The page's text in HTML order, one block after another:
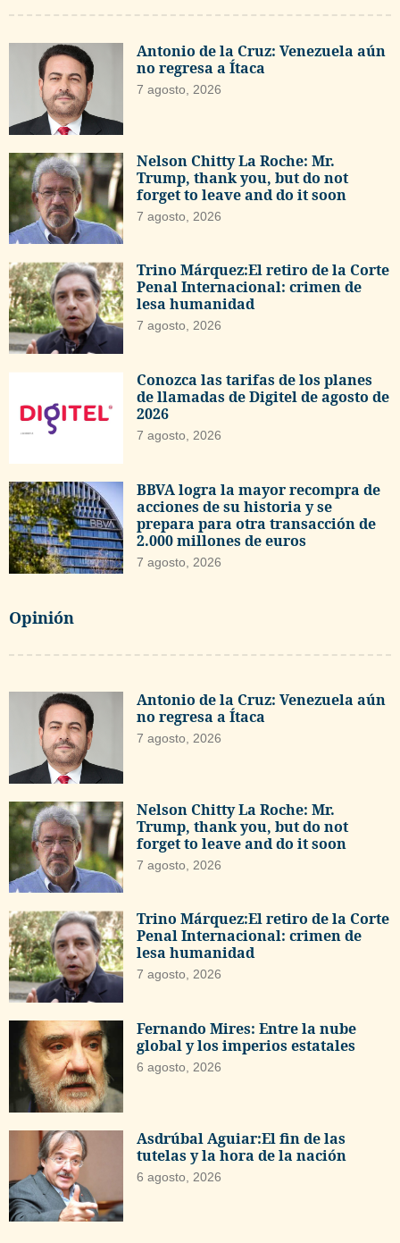
Antonio de la Cruz: Venezuela aún
no regresa a Ítaca
7 agosto, 2026
Nelson Chitty La Roche: Mr.
Trump, thank you, but do not
forget to leave and do it soon
7 agosto, 2026
Trino Márquez:El retiro de la Corte
Penal Internacional: crimen de
lesa humanidad
7 agosto, 2026
Conozca las tarifas de los planes
de llamadas de Digitel de agosto de
2026
7 agosto, 2026
BBVA logra la mayor recompra de
acciones de su historia y se
prepara para otra transacción de
2.000 millones de euros
7 agosto, 2026
Opinión
Antonio de la Cruz: Venezuela aún
no regresa a Ítaca
7 agosto, 2026
Nelson Chitty La Roche: Mr.
Trump, thank you, but do not
forget to leave and do it soon
7 agosto, 2026
Trino Márquez:El retiro de la Corte
Penal Internacional: crimen de
lesa humanidad
7 agosto, 2026
Fernando Mires: Entre la nube
global y los imperios estatales
6 agosto, 2026
Asdrúbal Aguiar:El fin de las
tutelas y la hora de la nación
6 agosto, 2026